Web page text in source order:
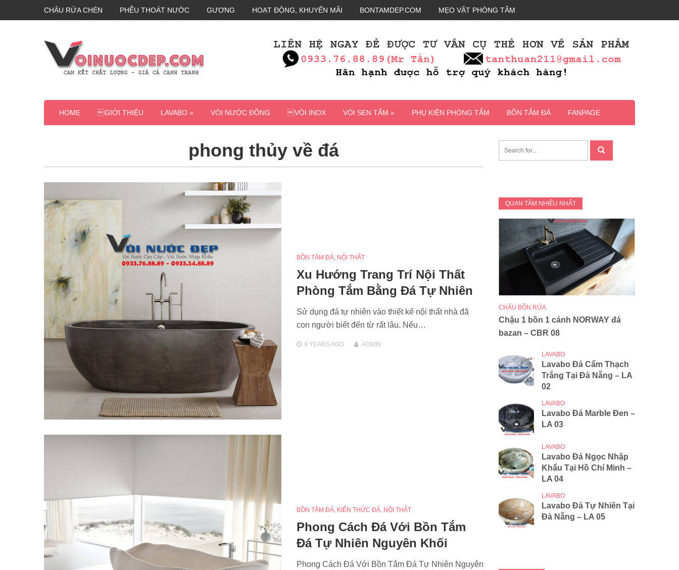
CHẬU RỬA CHÉN PHỄU THOÁT NƯỚC GƯƠNG HOẠT ĐỘNG, KHUYẾN MÃI BONTAMDEP.COM MẸO VẶT PHÒNG TẮM
HOME GIỚI THIỆU LAVABO » VÒI NƯỚC ĐỒNG VÒI INOX VÒI SEN TẮM » PHỤ KIỆN PHÒNG TẮM BỒN TẮM ĐÁ FANPAGE
phong thủy về đá
BỒN TẮM ĐÁ, NỘI THẤT
Xu Hướng Trang Trí Nội Thất
Phòng Tắm Bằng Đá Tự Nhiên
Sử dụng đá tự nhiên vào thiết kế nội thất nhà đã
con người biết đến từ rất lâu. Nếu…
9 YEARSAGO ADMIN
BỒN TẮM ĐÁ, KIẾN THỨC ĐÁ, NỘI THẤT
Phong Cách Đá Với Bồn Tắm
Đá Tự Nhiên Nguyên Khối
Phong Cách Đá Với Bồn Tắm Đá Tự Nhiên Nguyên
QUAN TÂM NHIỀU NHẤT
CHẬU BỒN RỬA
Chậu 1 bồn 1 cánh NORWAY đá
bazan – CBR 08
LAVABO
Lavabo Đá Cẩm Thạch
Trắng Tại Đà Nẵng – LA
02
LAVABO
Lavabo Đá Marble Đen –
LA 03
LAVABO
Lavabo Đá Ngọc Nhập
Khẩu Tại Hồ Chí Minh –
LA 04
LAVABO
Lavabo Đá Tự Nhiên Tại
Đà Nẵng – LA 05